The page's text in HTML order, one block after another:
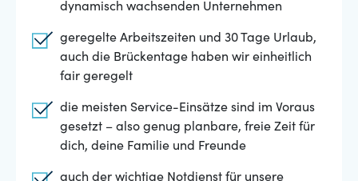
dynamisch wachsenden Unternehmen
geregelte Arbeitszeiten und 30 Tage Urlaub,
auch die Brückentage haben wir einheitlich
fair geregelt
die meisten Service-Einsätze sind im Voraus
gesetzt – also genug planbare, freie Zeit für
dich, deine Familie und Freunde
auch der wichtige Notdienst für unsere